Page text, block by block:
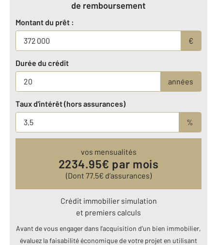
de remboursement
Montant du prêt :
€
Durée du crédit
années
Taux d'intérêt (hors assurances)
%
vos mensualités
2234.95€ par mois
(Dont 77.5€ d’assurances)
Crédit immobilier simulation
et premiers calculs
Avant de vous engager dans l’acquisition d’un bien immobilier,
évaluez la faisabilité économique de votre projet en utilisant